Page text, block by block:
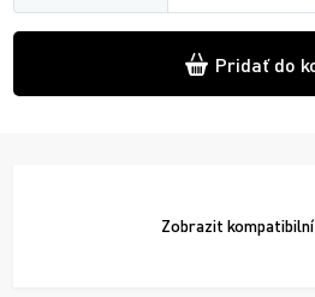
Pridať do
Zobrazit